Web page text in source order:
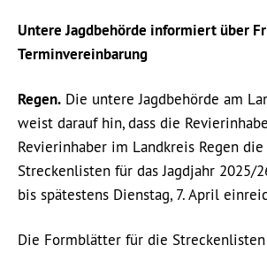
Untere Jagdbehörde informiert über
Terminvereinbarung
Regen. Die untere Jagdbehörde am
weist darauf hin, dass die
Revierinhaber im Landkreis Regen
Streckenlisten für das Jagdjahr 2025/
bis spätestens Dienstag, 7. April
Die Formblätter für die